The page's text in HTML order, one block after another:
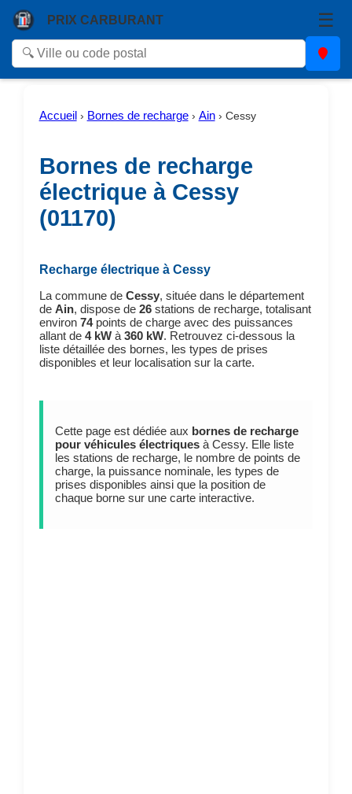
PRIX CARBURANT ☰
Accueil › Bornes de recharge› Ain› Cessy
Bornes de recharge
électrique à Cessy
(01170)
Recharge électrique à Cessy
La commune de Cessy, située dans le département
de Ain, dispose de 26stations de recharge, totalisant
environ 74points de charge avec des puissances
allant de 4 kWà 360 kW. Retrouvez ci-dessous la
liste détaillée des bornes, les types de prises
disponibles et leur localisation sur la carte.
Cette page est dédiée aux bornes de recharge
pour véhicules électriquesà Cessy. Elle liste
les stations de recharge, le nombre de points de
charge, la puissance nominale, les types de
prises disponibles ainsi que la position de
chaque borne sur une carte interactive.